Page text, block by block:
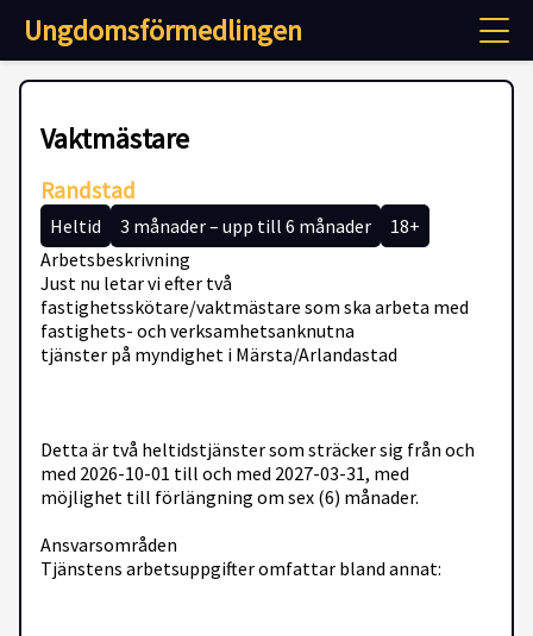
Ungdomsförmedlingen
Vaktmästare
Randstad
Heltid 3 månader – upp till 6 månader
18+
Arbetsbeskrivning
Just nu letar vi efter två
fastighetsskötare/vaktmästare som ska arbeta med
fastighets- och verksamhetsanknutna
tjänster på myndighet i Märsta/Arlandastad
Detta är två heltidstjänster som sträcker sig från och
med 2026-10-01 till och med 2027-03-31, med
möjlighet till förlängning om sex (6) månader.
Ansvarsområden
Tjänstens arbetsuppgifter omfattar bland annat: